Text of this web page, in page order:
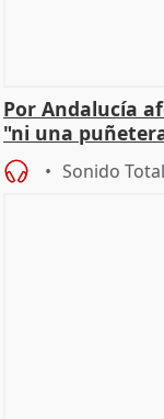
Por Andalucía
"ni una
machista
Sonido